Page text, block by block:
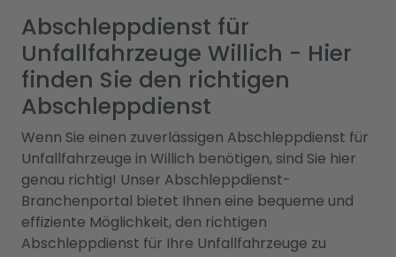
Abschleppdienst für
Unfallfahrzeuge Willich - Hier
finden Sie den richtigen
Abschleppdienst
Wenn Sie einen zuverlässigen Abschleppdienst für
Unfallfahrzeuge in Willich benötigen, sind Sie hier
genau richtig! Unser Abschleppdienst-
Branchenportal bietet Ihnen eine bequeme und
effiziente Möglichkeit, den richtigen
Abschleppdienst für Ihre Unfallfahrzeuge zu